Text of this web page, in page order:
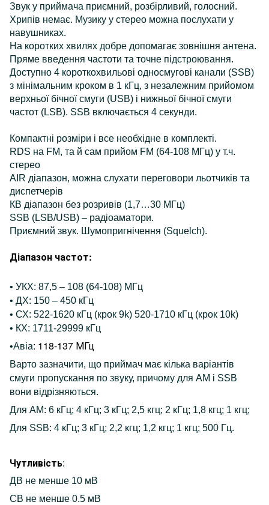
Звук у приймача приємний, розбірливий, голосний.
Хрипів немає. Музику у стерео можна послухати у
навушниках.
На коротких хвилях добре допомагає зовнішня антена.
Пряме введення частоти та точне підстроювання.
Доступно 4 короткохвильові односмугові канали (SSB)
з мінімальним кроком в 1 кГц, з незалежним прийомом
верхньої бічної смуги (USB) і нижньої бічної смуги
частот (LSB). SSB включається 4 секунди.
Компактні розміри і все необхідне в комплекті.
RDS на FM, та й сам прийом FM (64-108 МГц) у т.ч.
стерео
AIR діапазон, можна слухати переговори льотчиків та
диспетчерів
КВ діапазон без розривів (1,7…30 МГц)
SSB (LSB/USB) – радіоаматори.
Приємний звук. Шумопригнічення (Squelch).
Діапазон частот:
• УКХ: 87,5 – 108 (64-108) МГц
• ДХ: 150 – 450 кГц
• СХ: 522-1620 кГц (крок 9k) 520-1710 кГц (крок 10k)
• КХ: 1711-29999 кГц
•Авіа: 118-137 МГц
Варто зазначити, що приймач має кілька варіантів
смуги пропускання по звуку, причому для AM і SSB
вони відрізняються.
Для АМ: 6 кГц; 4 кГц; 3 кГц; 2,5 кгц; 2 кГц; 1,8 кгц; 1 кгц;
Для SSB: 4 кГц; 3 кГц; 2,2 кгц; 1,2 кгц; 1 кгц; 500 Гц.
Чутливість:
ДВ не менше 10 мВ
СВ не менше 0.5 мВ